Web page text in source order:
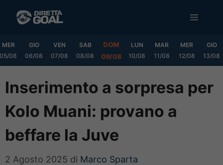
MENU
MER
05/08
GIO
06/08
VEN
07/08
SAB
08/08
DOM
09/08
LUN
10/08
MAR
11/08
MER
12/08
GIO
13/08
Inserimento a sorpresa per
Kolo Muani: provano a
beffare la Juve
2 Agosto 2025 di Marco Sparta